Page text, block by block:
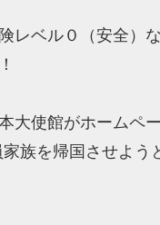
レベル０（安全）
大使館がホームペ
族を帰国させよう